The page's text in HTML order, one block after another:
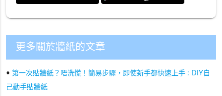
更多關於牆紙的文章
• 第一次貼牆紙？唔洗慌！簡易步驟，即使新手都快速上手 : DIY自
己動手貼牆紙